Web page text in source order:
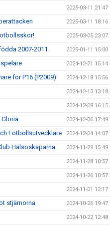
2025-03-11 21:47
2025-03-11 18:16
2025-03-05 23:07
2007-2011 2025-01-11 15:00
2024-12-21 15:14
för P16 (P2009) 2024-12-18 15:56
2024-12-13 13:18
2024-12-09 16:15
2024-12-06 17:49
Fotbollsutvecklare 2024-12-04 14:07
Hälsoskaparna 2024-11-29 15:49
2024-11-28 10:57
2024-11-26 10:57
2024-11-01 12:17
stjärnorna 2024-10-26 19:47
2024-10-22 12:48